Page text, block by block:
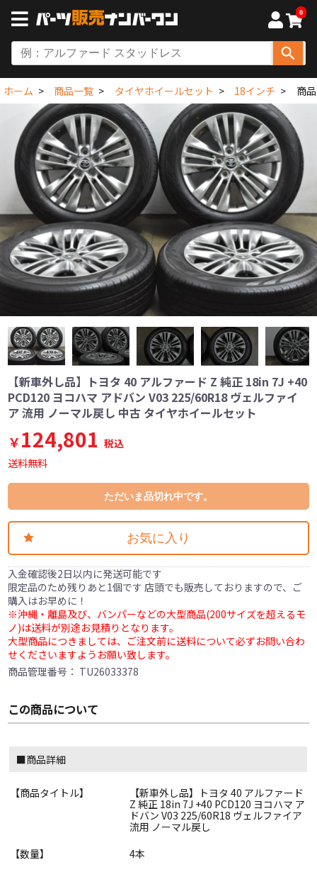
0
ホーム 商品一覧 タイヤホイールセット 18インチ 商
【新車外し品】トヨタ 40 アルファード Z 純正 18in 7J +40
PCD120 ヨコハマ アドバン V03 225/60R18 ヴェルファイ
ア 流用 ノーマル戻し 中古 タイヤホイールセット
￥124,801 税込
送料無料
ただいま品切れ中です。
お気に入り
入金確認後2日以内に発送可能です
限定品のため残りあと1個です 店頭でも販売しておりますので、ご
購入はお早めに！
※沖縄・離島及び、バンパーなどの大型商品(200サイズを超えるモ
ノ)は送料が別途お見積りとなります。
大型商品につきましては、ご注文前に送料について必ずお問い合わ
せくださいますようお願い致します。
商品管理番号： TU26033378
この商品について
■商品詳細
【商品タイトル】
【新車外し品】トヨタ 40 アルファード
Z 純正 18in 7J +40 PCD120 ヨコハマ ア
ドバン V03 225/60R18 ヴェルファイア
流用 ノーマル戻し
【数量】
4本